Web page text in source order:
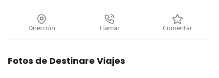
Dirección Llamar Comentar
Fotos de Destinare Viajes